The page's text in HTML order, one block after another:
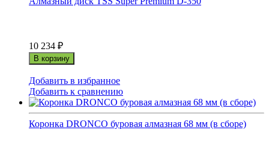
10 234 ₽
В корзину
Добавить в избранное
Добавить к сравнению
Коронка DRONCO буровая алмазная 68 мм (в сборе)